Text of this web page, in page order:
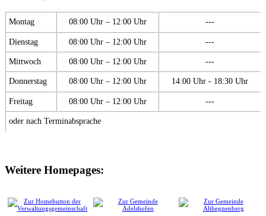
Montag 08:00 Uhr – 12:00 Uhr ---
Dienstag 08:00 Uhr – 12:00 Uhr ---
Mittwoch 08:00 Uhr – 12:00 Uhr ---
Donnerstag 08:00 Uhr – 12:00 Uhr 14:00 Uhr - 18:30 Uhr
Freitag 08:00 Uhr – 12:00 Uhr ---
oder nach Terminabsprache
Weitere Homepages: